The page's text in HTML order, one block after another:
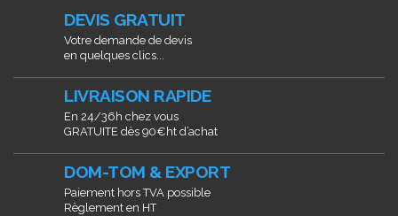
DEVIS GRATUIT
Votre demande de devis
en quelques clics...
LIVRAISON RAPIDE
En 24/36h chez vous
GRATUITE dès 90€ht d’achat
DOM-TOM & EXPORT
Paiement hors TVA possible
Règlement en HT